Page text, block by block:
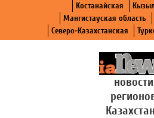
Костанайская
Мангистауская область
Северо-Казахстанская
новости